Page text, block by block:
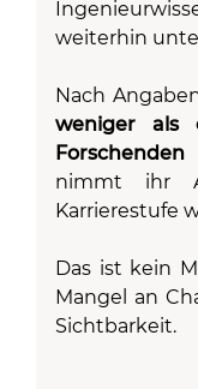
weiterhin
Nach
weniger als
Forschenden
nimmt ihr
Karrierestufe
Das ist kein
Mangel an
Sichtbarkeit.